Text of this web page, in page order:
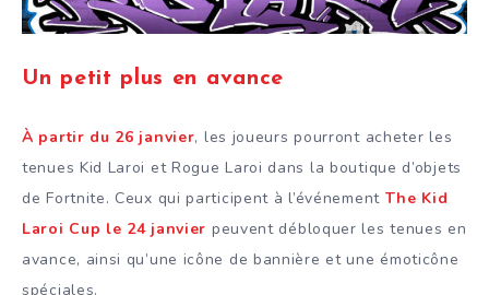
Un petit plus en avance
À partir du 26 janvier, les joueurs pourront acheter les
tenues Kid Laroi et Rogue Laroi dans la boutique d’objets
de Fortnite. Ceux qui participent à l’événement The Kid
Laroi Cup le 24 janvier peuvent débloquer les tenues en
avance, ainsi qu’une icône de bannière et une émoticône
spéciales.